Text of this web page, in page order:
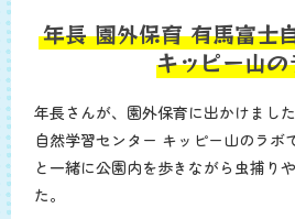
年長 園外保育 有馬富士
キッピー山の
年長さんが、園外保育に出かけまし
自然学習センター キッピー山のラボ
と一緒に公園内を歩きながら虫捕り
た。